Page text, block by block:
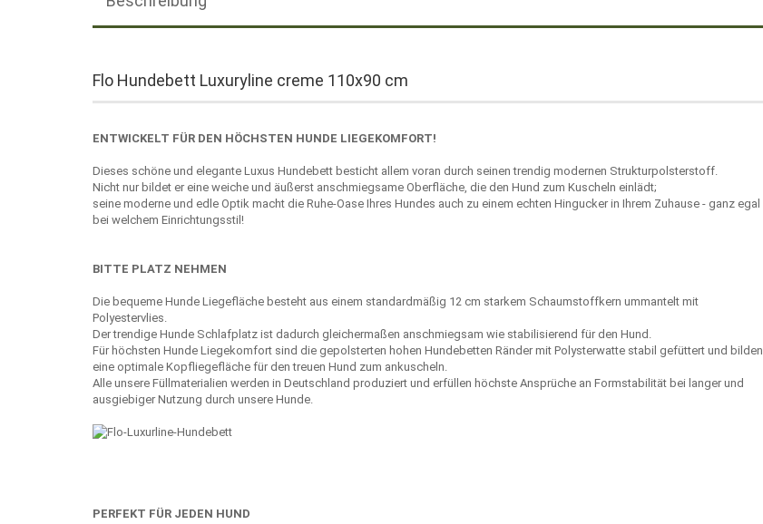
Flo Hundebett Luxuryline creme 110x90 cm
ENTWICKELT FÜR DEN HÖCHSTEN HUNDE LIEGEKOMFORT!
Dieses schöne und elegante Luxus Hundebett besticht allem voran durch seinen trendig modernen Strukturpolsterstoff.
Nicht nur bildet er eine weiche und äußerst anschmiegsame Oberfläche, die den Hund zum Kuscheln einlädt;
seine moderne und edle Optik macht die Ruhe-Oase Ihres Hundes auch zu einem echten Hingucker in Ihrem Zuhause - ganz egal
bei welchem Einrichtungsstil!
BITTE PLATZ NEHMEN
Die bequeme Hunde Liegefläche besteht aus einem standardmäßig 12 cm starkem Schaumstoffkern ummantelt mit
Polyestervlies.
Der trendige Hunde Schlafplatz ist dadurch gleichermaßen anschmiegsam wie stabilisierend für den Hund.
Für höchsten Hunde Liegekomfort sind die gepolsterten hohen Hundebetten Ränder mit Polysterwatte stabil gefüttert und bilden
eine optimale Kopfliegefläche für den treuen Hund zum ankuscheln.
Alle unsere Füllmaterialien werden in Deutschland produziert und erfüllen höchste Ansprüche an Formstabilität bei langer und
ausgiebiger Nutzung durch unsere Hunde.
PERFEKT FÜR JEDEN HUND